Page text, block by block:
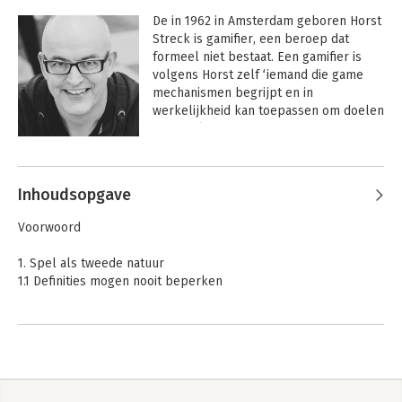
De in 1962 in Amsterdam geboren Horst
Streck is gamifier, een beroep dat
formeel niet bestaat. Een gamifier is
volgens Horst zelf ‘iemand die game
mechanismen begrijpt en in
werkelijkheid kan toepassen om doelen
grote (inter)nationale prijzen in de
Inhoudsopgave
Voorwoord
1. Spel als tweede natuur
1.1 Definities mogen nooit beperken